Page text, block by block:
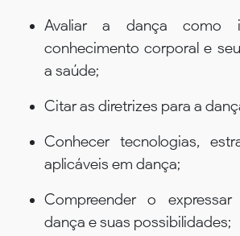
Avaliar a dança como
conhecimento corporal e
a saúde;
Citar as diretrizes para a
Conhecer tecnologias,
aplicáveis em dança;
Compreender o
dança e suas possibilidades;